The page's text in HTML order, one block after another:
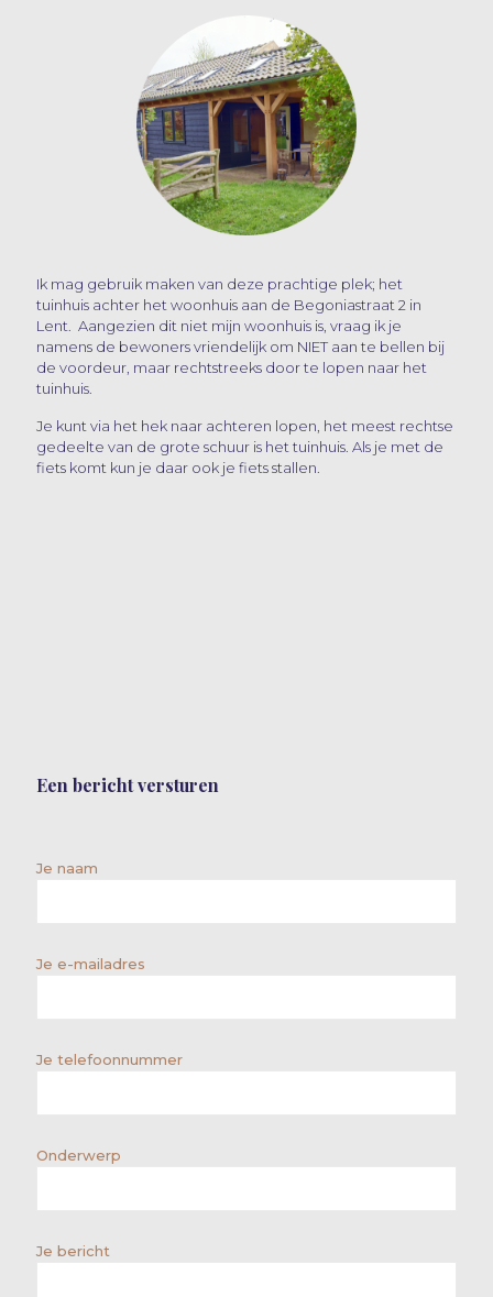
Ik mag gebruik maken van deze prachtige plek; het
tuinhuis achter het woonhuis aan de Begoniastraat 2 in
Lent. Aangezien dit niet mijn woonhuis is, vraag ik je
namens de bewoners vriendelijk om NIET aan te bellen bij
de voordeur, maar rechtstreeks door te lopen naar het
tuinhuis.
Je kunt via het hek naar achteren lopen, het meest rechtse
gedeelte van de grote schuur is het tuinhuis. Als je met de
fiets komt kun je daar ook je fiets stallen.
Een bericht versturen
Je naam
Je e-mailadres
Je telefoonnummer
Onderwerp
Je bericht